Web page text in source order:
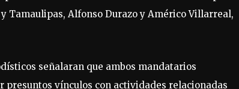
Tamaulipas, Alfonso Durazo y Américo Villarreal,
señalaran que ambos mandatarios
presuntos vínculos con actividades relacionadas